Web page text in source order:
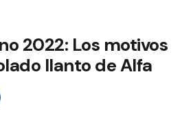
2022: Los motivos
llanto de Alfa